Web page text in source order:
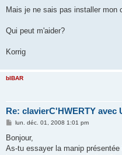
Mais je ne sais pas installer mon
Qui peut m'aider?
Korrig
bIBAR
Re: clavierC'HWERTY avec
M
s
a
lun. déc. 01, 2008 1:01 pm
Bonjour,
As-tu essayer la manip présentée